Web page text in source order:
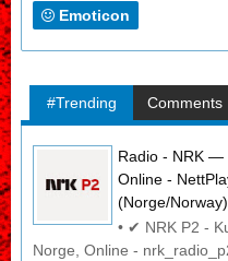
Emoticon
#Trending Comments
Radio - NRK
Online -
(Norge/Norway)
• ✔ NRK P2 -
Norge, Online -